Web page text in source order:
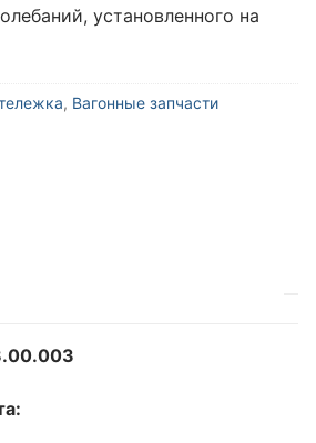
установленного на
, Вагонные запчасти